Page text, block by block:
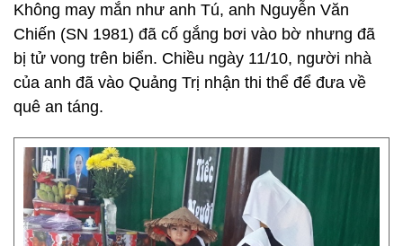
Không may mắn như anh Tú, anh Nguyễn Văn
Chiến (SN 1981) đã cố gắng bơi vào bờ nhưng đã
bị tử vong trên biển. Chiều ngày 11/10, người nhà
của anh đã vào Quảng Trị nhận thi thể để đưa về
quê an táng.